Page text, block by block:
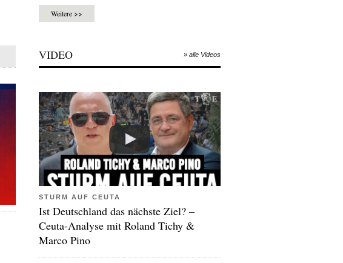
Weitere >>
VIDEO » alle Videos
STURM AUF CEUTA
Ist Deutschland das nächste Ziel? –
Ceuta-Analyse mit Roland Tichy &
Marco Pino